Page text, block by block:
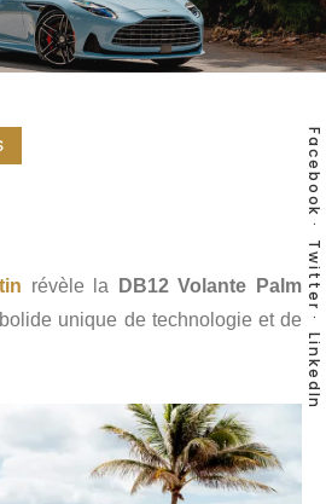
Facebook
Twitter
LinkedIn
révèle la
DB12 Volante Palm
unique de technologie et de